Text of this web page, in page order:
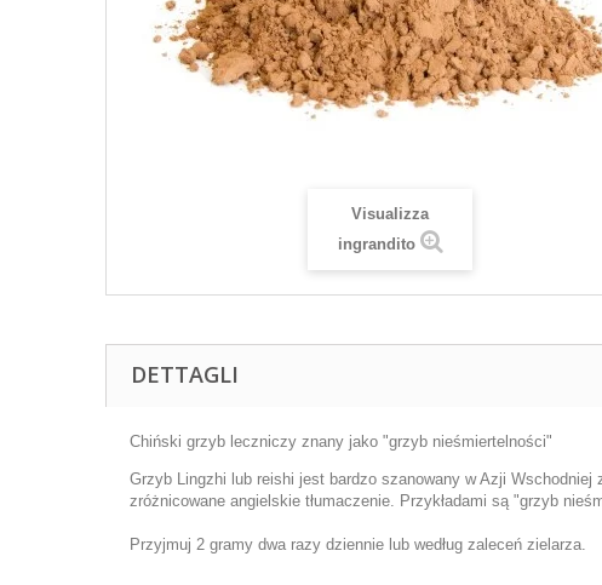
Visualizza
ingrandito
DETTAGLI
Chiński grzyb leczniczy znany jako "grzyb nieśmiertelności"
Grzyb Lingzhi lub reishi jest bardzo szanowany w Azji
zróżnicowane angielskie tłumaczenie. Przykładami są "grzyb
Przyjmuj 2 gramy dwa razy dziennie lub według zaleceń zielarza.